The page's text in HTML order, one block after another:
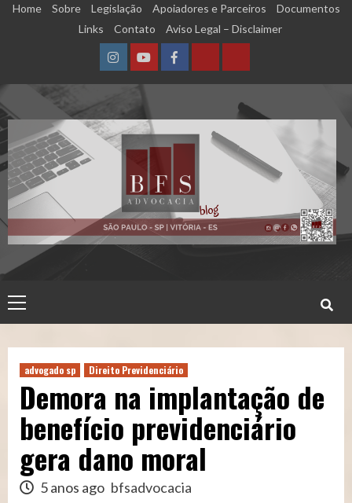
SkipHome Sobre Legislação Apoiadores e Parceiros
Documentos
Links
Contato Aviso Legal – Disclaimer
InstagramYouTubeFacebookCalculadora
Qualidade
de
Segurado
(INSS)
Calculadora
Tempo
de
Contribuição
Menu
advogado sp Direito Previdenciário
Demora na implantação de
benefício previdenciário
gera dano moral
5 anos ago bfsadvocacia